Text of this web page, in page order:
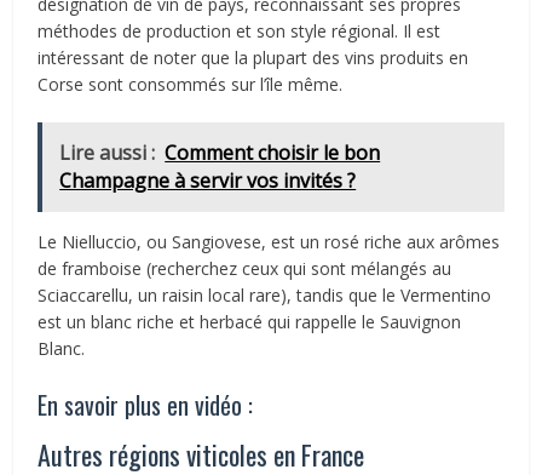
méthodes de production et son style régional. Il est
intéressant de noter que la plupart des vins produits en
Corse sont consommés sur l’île même.
Lire aussi : Comment choisir le bon
Champagne à servir vos invités ?
Le Nielluccio, ou Sangiovese, est un rosé riche aux arômes
de framboise (recherchez ceux qui sont mélangés au
Sciaccarellu, un raisin local rare), tandis que le Vermentino
est un blanc riche et herbacé qui rappelle le Sauvignon
Blanc.
En savoir plus en vidéo :
Autres régions viticoles en France